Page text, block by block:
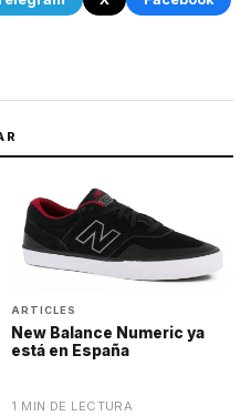
ARTICLES
New Balance Numeric ya
está en España
1 MIN DE LECTURA